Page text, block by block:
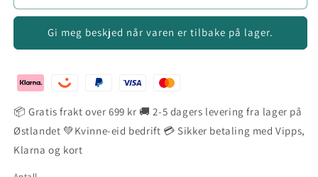
Gi meg beskjed når varen er tilbake på lager.
📦 Gratis frakt over 699 kr 🚚 2-5 dagers levering fra lager på
Østlandet 💚Kvinne-eid bedrift 💳 Sikker betaling med Vipps,
Klarna og kort